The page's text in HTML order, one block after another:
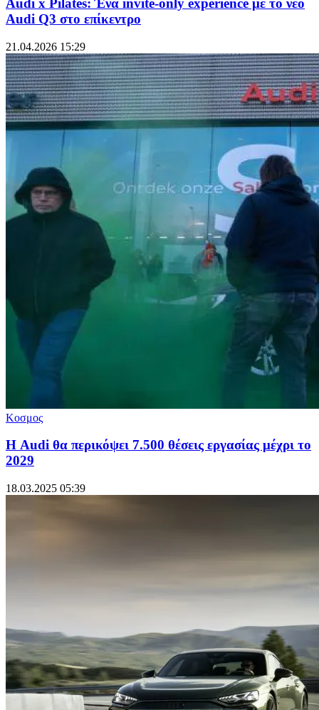
Audi x Pilates: Ένα invite-only experience με το νέο
Audi Q3 στο επίκεντρο
21.04.2026 15:29
Κοσμος
Η Audi θα περικόψει 7.500 θέσεις εργασίας μέχρι το
2029
18.03.2025 05:39